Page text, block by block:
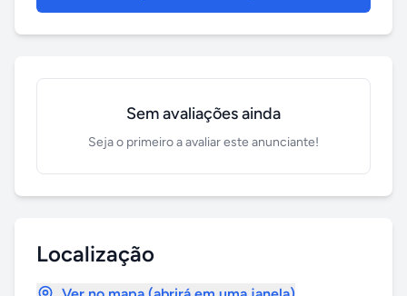
Sem avaliações ainda
Seja o primeiro a avaliar este anunciante!
Localização